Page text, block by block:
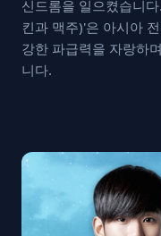
신드롬을 일으켰습니
킨과 맥주)'은 아시아
강한 파급력을 자랑하
니다.